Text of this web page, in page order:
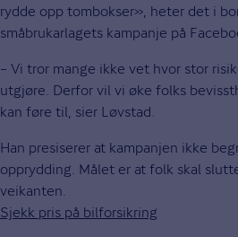
rydde opp tombokser», heter det i
småbrukarlagets kampanje på
– Vi tror mange ikke vet hvor stor
utgjøre. Derfor vil vi øke folks
kan føre til, sier Løvstad.
Han presiserer at kampanjen ikke
opprydding. Målet er at folk skal
veikanten.
Sjekk pris på bilforsikring